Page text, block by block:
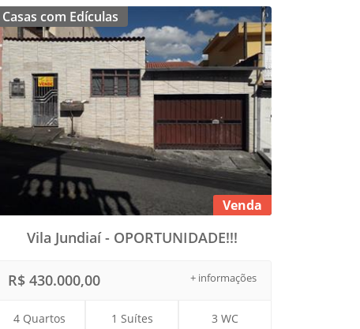
Casas com Edículas
Venda
Vila Jundiaí - OPORTUNIDADE!!!
+ informações
R$ 430.000,00
4 Quartos 1 Suítes 3 WC